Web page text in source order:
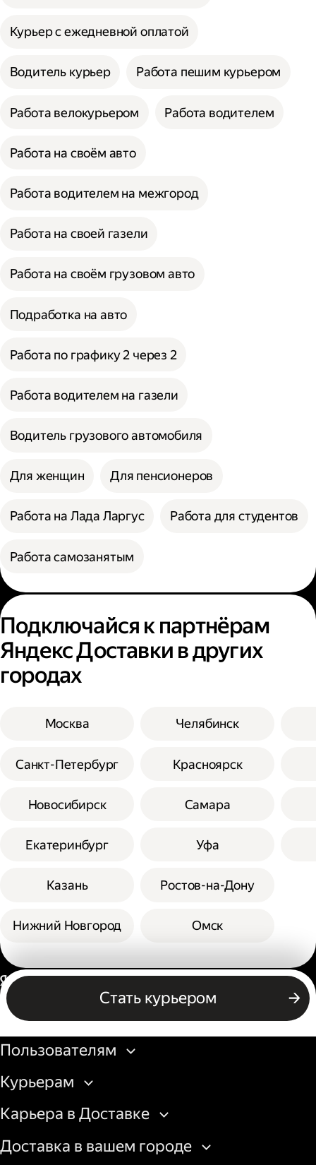
Курьер с ежедневной оплатой
Водитель курьер Работа пешим курьером
Работа велокурьером Работа водителем
Работа на своём авто
Работа водителем на межгород
Работа на своей газели
Работа на своём грузовом авто
Подработка на авто
Работа по графику 2 через 2
Работа водителем на газели
Водитель грузового автомобиля
Для женщин Для пенсионеров
Работа на Лада Ларгус Работа для студентов
Работа самозанятым
Подключайся к партнёрам
Яндекс Доставки в других
городах
Москва
Санкт-Петербург
Новосибирск
Екатеринбург
Казань
Нижний Новгород
Челябинск
Красноярск
Самара
Уфа
Ростов-на-Дону
Омск
Стать курьером
Россия
Бизнесу
Пользователям
Курьерам
Карьера в Доставке
Доставка в вашем городе